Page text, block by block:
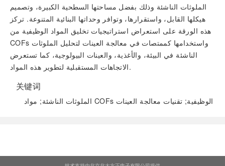
الملوثات الناشئة وذلك بفضل مساحتها السطحية الكبيرة، وتصميم
هيكلها القابل، واستقرارها، وتوافر وحداتها البنائية المتنوعة. تركز
هذه الورقة على استعراض استراتيجيات تخليق المواد الوظيفية من
COFs واستخدامها كممتصات في معالجة العينات لتحليل الملوثات
الناشئة في البيئة، والأغذية، والعينات البيولوجية، كما تستعرض
الاتجاهات المستقبلية لتطوير هذه المواد.
关键词
الملوثات الناشئة; مواد COFs الوظيفية; تقنيات معالجة العينات